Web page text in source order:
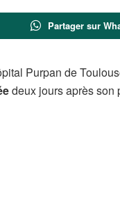
Partager sur
Purpan de
deux jours après son